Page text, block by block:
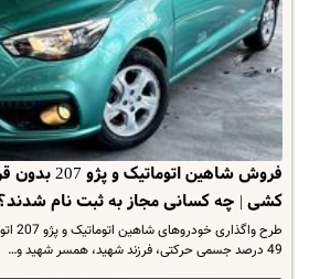
فروش شاهین اتوماتیک و
کشی | چه کسانی مجاز به ثبت نام
49 درصد جسمی حرکتی، فرزند شهید، همسر شهید و…